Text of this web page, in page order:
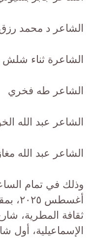
الشاعر د محمد
الشاعرة ثناء شلش
الشاعر طه فخري
الشاعر عبد الله
الشاعر عبد الله
أغسطس
ثقافة المطرية،
الإسماعيلية، أول